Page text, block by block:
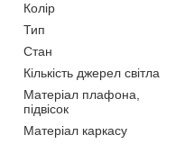
Колір
Тип
Стан
Кількість джерел світла
Матеріал плафона,
підвісок
Матеріал каркасу